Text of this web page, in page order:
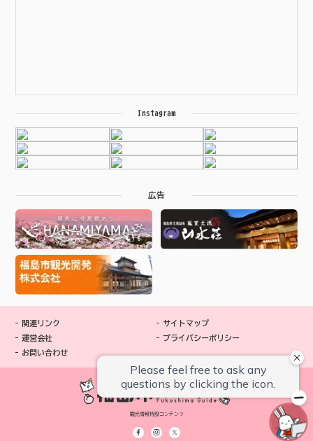
Instagram
広告
関連リンク
運営会社
お問い合わせ
サイトマップ
プライバシーポリシー
観光情報特設コンテンツ